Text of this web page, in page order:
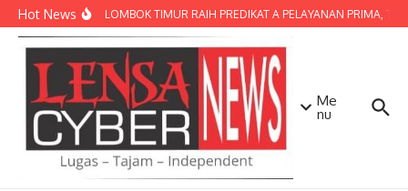
Lewati ke konten
Hot NewsPOLRES LOMBOK TIMUR RAIH PREDIKAT A PELAYANAN PRIMA,
Me
nu